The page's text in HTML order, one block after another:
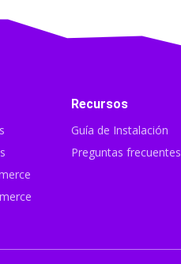
Recursos
Guía de Instalación
Preguntas frecuentes